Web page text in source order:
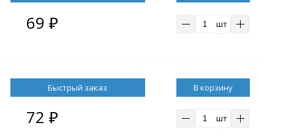
69 ₽ шт
72 ₽
В корзину
шт